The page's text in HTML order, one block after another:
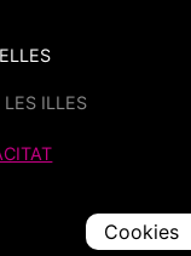
ILLES
Cookies